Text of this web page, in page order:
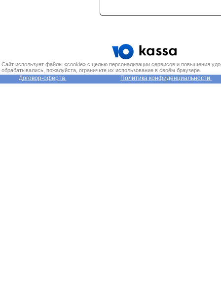
Сайт использует файлы «cookie» с целью персонализации сервисов и повышения
обрабатывались, пожалуйста, ограничьте их использование в своём браузере.
Договор-оферта. Политика конфиденциальности.